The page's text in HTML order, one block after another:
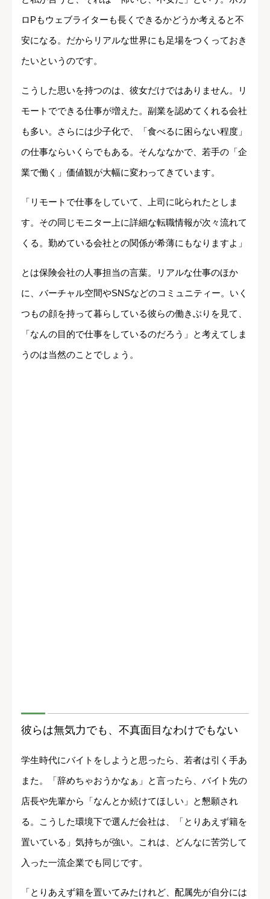
ロPもウェブライターも長くできるかどうか考えると不
安になる。だからリアルな世界にも足場をつくっておき
たいというのです。
こうした思いを持つのは、彼女だけではありません。リ
モートでできる仕事が増えた。副業を認めてくれる会社
も多い。さらには少子化で、「食べるに困らない程度」
の仕事ならいくらでもある。そんななかで、若手の「企
業で働く」価値観が大幅に変わってきています。
「リモートで仕事をしていて、上司に叱られたとしま
す。その同じモニター上に詳細な転職情報が次々流れて
くる。勤めている会社との関係が希薄にもなりますよ」
とは保険会社の人事担当の言葉。リアルな仕事のほか
に、バーチャル空間やSNSなどのコミュニティー。いく
つもの顔を持って暮らしている彼らの働きぶりを見て、
「なんの目的で仕事をしているのだろう」と考えてしま
うのは当然のことでしょう。
彼らは無気力でも、不真面目なわけでもない
学生時代にバイトをしようと思ったら、若者は引く手あ
また。「辞めちゃおうかなぁ」と言ったら、バイト先の
店長や先輩から「なんとか続けてほしい」と懇願され
る。こうした環境下で選んだ会社は、「とりあえず籍を
置いている」気持ちが強い。これは、どんなに苦労して
入った一流企業でも同じです。
「とりあえず籍を置いてみたけれど、配属先が自分には